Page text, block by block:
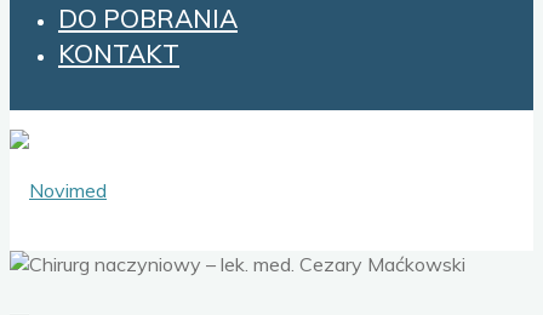
DO POBRANIA
KONTAKT